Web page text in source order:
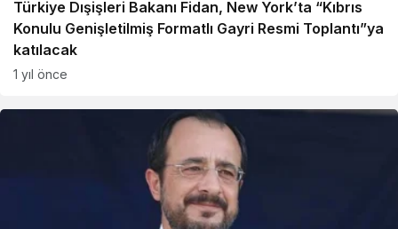
Türkiye Dışişleri Bakanı Fidan, New York’ta “Kıbrıs
Konulu Genişletilmiş Formatlı Gayri Resmi Toplantı”ya
katılacak
1 yıl önce